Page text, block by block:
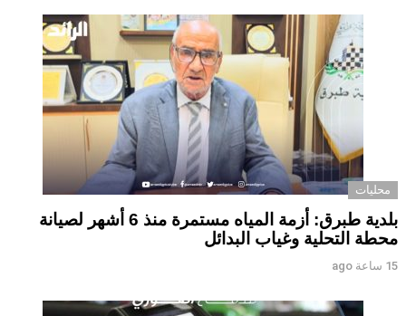
محليات
بلدية طبرق: أزمة المياه مستمرة منذ 6 أشهر لصيانة
محطة التحلية وغياب البدائل ‏ ‏
15 ساعة ago